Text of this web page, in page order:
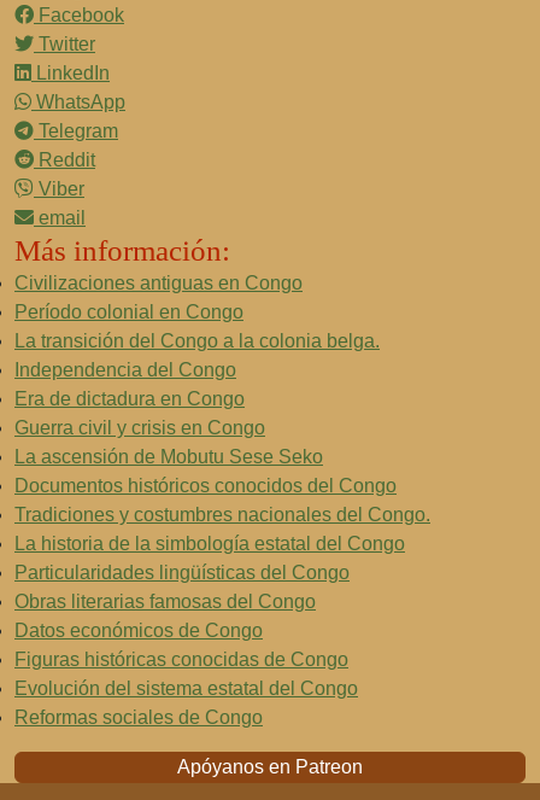
Facebook
Twitter
LinkedIn
WhatsApp
Telegram
Reddit
Viber
email
Más información:
Civilizaciones antiguas en Congo
Período colonial en Congo
La transición del Congo a la colonia belga.
Independencia del Congo
Era de dictadura en Congo
Guerra civil y crisis en Congo
La ascensión de Mobutu Sese Seko
Documentos históricos conocidos del Congo
Tradiciones y costumbres nacionales del Congo.
La historia de la simbología estatal del Congo
Particularidades lingüísticas del Congo
Obras literarias famosas del Congo
Datos económicos de Congo
Figuras históricas conocidas de Congo
Evolución del sistema estatal del Congo
Reformas sociales de Congo
Apóyanos en Patreon